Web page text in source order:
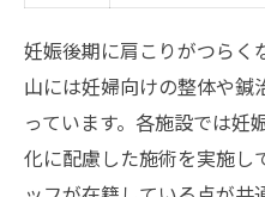
妊娠後期に肩こりがつらく
山には妊婦向けの整体や
っています。各施設では妊
化に配慮した施術を実施し